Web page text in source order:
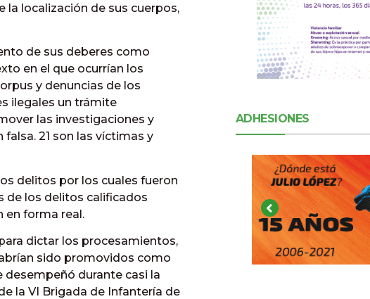
la localización de sus cuerpos,
de sus deberes como
en el que ocurrían los
y denuncias de los
ilegales un trámite
las investigaciones y
21 son las víctimas y
delitos por los cuales fueron
de los delitos calificados
en forma real.
dictar los procesamientos,
sido promovidos como
desempeñó durante casi la
la VI Brigada de Infantería de
ADHESIONES